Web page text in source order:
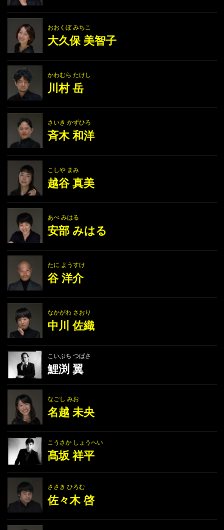
おおくぼ みちこ
大久保 美智子
かわむら たけし
川村 岳
さいき かずひろ
斉木 和洋
こしや まみ
越谷 真美
あべ みはる
安部 みはる
たに ようすけ
谷 洋介
なかがわ さおり
中川 佐織
こいぶち つばさ
鯉渕 翼
なごし みお
名越 未央
こうさか しょうへい
髙坂 祥平
ささき ひろむ
佐々木 啓